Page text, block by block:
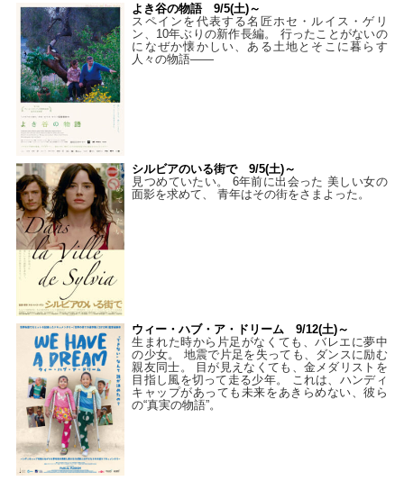
よき谷の物語 9/5(土)～
スペインを代表する名匠ホセ・ルイス・ゲリ
ン、10年ぶりの新作長編。 行ったことがないの
になぜか懐かしい、ある土地とそこに暮らす
人々の物語――
シルビアのいる街で 9/5(土)～
見つめていたい。 6年前に出会った 美しい女の
面影を求めて、 青年はその街をさまよった。
ウィー・ハブ・ア・ドリーム 9/12(土)～
生まれた時から片足がなくても、バレエに夢中
の少女。 地震で片足を失っても、ダンスに励む
親友同士。 目が見えなくても、金メダリストを
目指し風を切って走る少年。 これは、ハンディ
キャップがあっても未来をあきらめない、彼ら
の“真実の物語”。